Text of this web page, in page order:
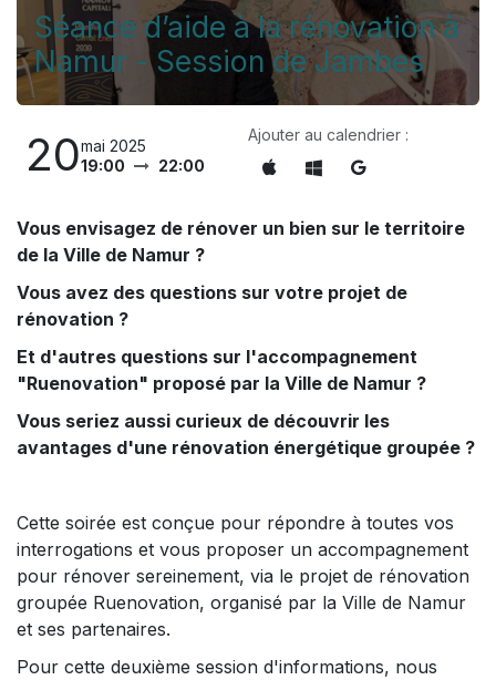
Séance d’aide à la rénovation à
Namur - Session de Jambes
20mai 2025
19:00
22:00
Ajouter au calendrier :
Vous envisagez de rénover un bien sur le territoire
de la Ville de Namur ?
Vous avez des questions sur votre projet de
rénovation ?
Et d'autres questions sur l'accompagnement
"Ruenovation" proposé par la Ville de Namur ?
Vous seriez aussi curieux de découvrir les
avantages d'une rénovation énergétique groupée ?
Cette soirée est conçue pour répondre à toutes vos
interrogations et vous proposer un accompagnement
pour rénover sereinement, via le projet de rénovation
groupée Ruenovation, organisé par la Ville de Namur
et ses partenaires.
Pour cette deuxième session d'informations, nous